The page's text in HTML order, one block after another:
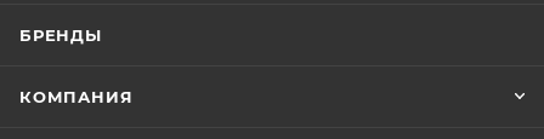
БРЕНДЫ
КОМПАНИЯ